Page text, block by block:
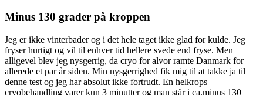
Minus 130 grader på kroppen
Jeg er ikke vinterbader og i det hele taget ikke glad for kulde. Jeg
fryser hurtigt og vil til enhver tid hellere svede end fryse. Men
alligevel blev jeg nysgerrig, da cryo for alvor ramte Danmark for
allerede et par år siden. Min nysgerrighed fik mig til at takke ja til
denne test og jeg har absolut ikke fortrudt. En helkrops
cryobehandling varer kun 3 minutter og man står i ca.minus 130